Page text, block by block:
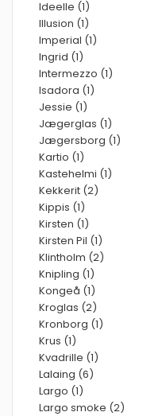
Ideelle (1)
Illusion (1)
Imperial (1)
Ingrid (1)
Intermezzo (1)
Isadora (1)
Jessie (1)
Jægerglas (1)
Jægersborg (1)
Kartio (1)
Kastehelmi (1)
Kekkerit (2)
Kippis (1)
Kirsten (1)
Kirsten Pil (1)
Klintholm (2)
Knipling (1)
Kongeå (1)
Kroglas (2)
Kronborg (1)
Krus (1)
Kvadrille (1)
Lalaing (6)
Largo (1)
Largo smoke (2)